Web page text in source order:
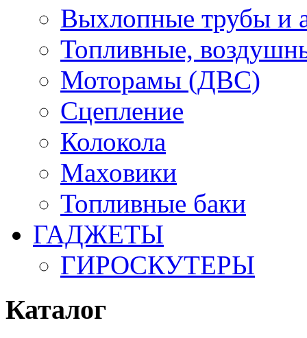
Выхлопные трубы и
Топливные,
Моторамы (ДВС)
Сцепление
Колокола
Маховики
Топливные баки
ГАДЖЕТЫ
ГИРОСКУТЕРЫ
Каталог